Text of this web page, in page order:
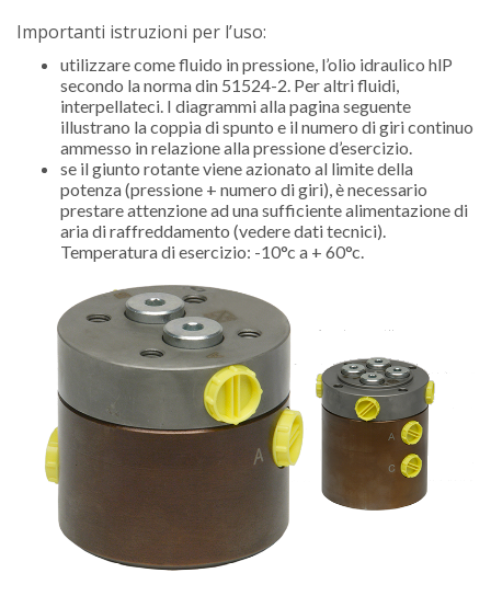
Importanti istruzioni per l’uso:
utilizzare come fluido in pressione, l’olio idraulico hlP
secondo la norma din 51524-2. Per altri fluidi,
interpellateci. I diagrammi alla pagina seguente
illustrano la coppia di spunto e il numero di giri continuo
ammesso in relazione alla pressione d’esercizio.
se il giunto rotante viene azionato al limite della
potenza (pressione + numero di giri), è necessario
prestare attenzione ad una sufficiente alimentazione di
aria di raffreddamento (vedere dati tecnici).
Temperatura di esercizio: -10°c a + 60°c.